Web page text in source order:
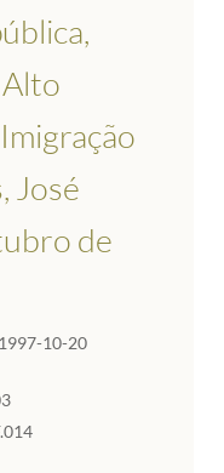
Alto
José
de
10-20